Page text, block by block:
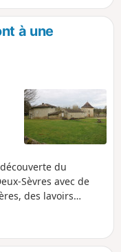
à une
du
Sèvres avec de
des lavoirs
aux cultures
la Béronne.